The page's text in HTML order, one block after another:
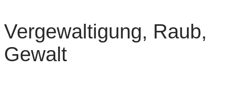
Vergewaltigung, Raub,
Gewalt